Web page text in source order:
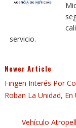
servicio.
Newer Article
Fingen Interés Por
Roban La Unidad, En
Vehículo